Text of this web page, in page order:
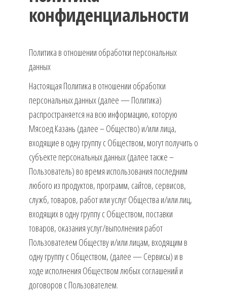
конфиденциальности
Политика в отношении обработки персональных
данных
Настоящая Политика в отношении обработки
персональных данных (далее — Политика)
распространяется на всю информацию, которую
Мясоед Казань (далее – Общество) и/или лица,
входящие в одну группу с Обществом, могут получить о
субъекте персональных данных (далее также –
Пользователь) во время использования последним
любого из продуктов, программ, сайтов, сервисов,
служб, товаров, работ или услуг Общества и/или лиц,
входящих в одну группу с Обществом, поставки
товаров, оказания услуг/выполнения работ
Пользователем Обществу и/или лицам, входящим в
одну группу с Обществом, (далее — Сервисы) и в
ходе исполнения Обществом любых соглашений и
договоров с Пользователем.